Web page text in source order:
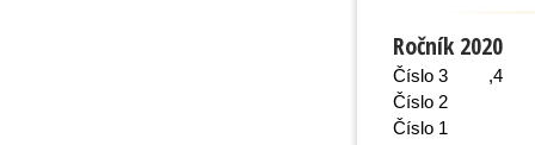
Ročník 2020
Číslo 3
,4
Číslo 2
Číslo 1